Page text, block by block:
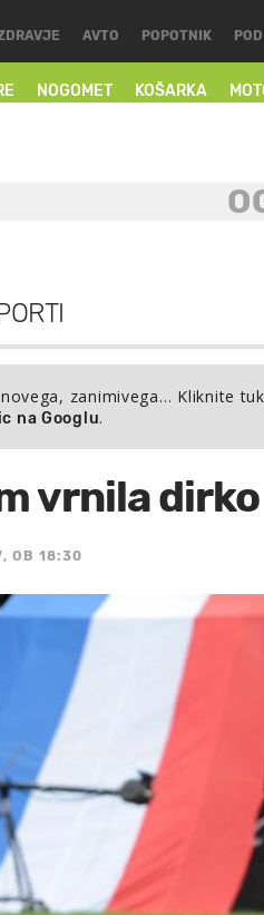
NOGOMET KOŠARKA
AVTO POPOTNIK
zanimivega… Kliknite
na Googlu.
vrnila dirko
OB 18:30